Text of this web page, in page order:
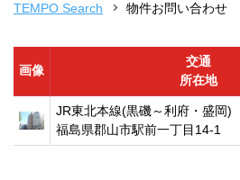
TEMPO Search 物件お問い合わせ
画像
交通
所在地
JR東北本線(黒磯～利府・盛
福島県郡山市駅前一丁目14-1